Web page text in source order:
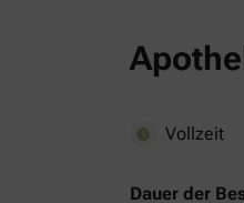
Vollzeit
Dauer der